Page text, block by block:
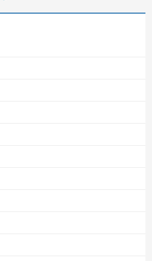
り場で唐揚げを食う中国人の子供